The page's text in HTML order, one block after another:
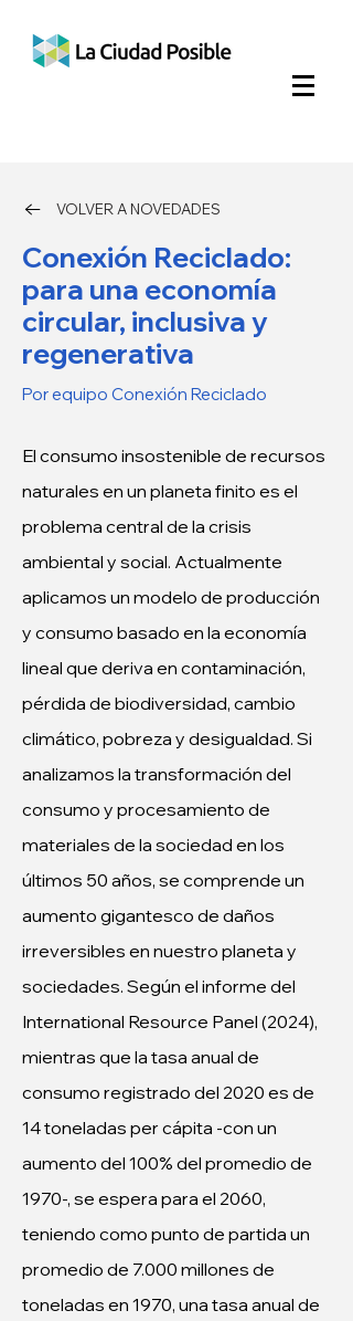
VOLVER A NOVEDADES
Conexión Reciclado:
para una economía
circular, inclusiva y
regenerativa
Por equipo Conexión Reciclado
El consumo insostenible de recursos
naturales en un planeta finito es el
problema central de la crisis
ambiental y social. Actualmente
aplicamos un modelo de producción
y consumo basado en la economía
lineal que deriva en contaminación,
pérdida de biodiversidad, cambio
climático, pobreza y desigualdad. Si
analizamos la transformación del
consumo y procesamiento de
materiales de la sociedad en los
últimos 50 años, se comprende un
aumento gigantesco de daños
irreversibles en nuestro planeta y
sociedades. Según el informe del
International Resource Panel (2024),
mientras que la tasa anual de
consumo registrado del 2020 es de
14 toneladas per cápita -con un
aumento del 100% del promedio de
1970-, se espera para el 2060,
teniendo como punto de partida un
promedio de 7.000 millones de
toneladas en 1970, una tasa anual de